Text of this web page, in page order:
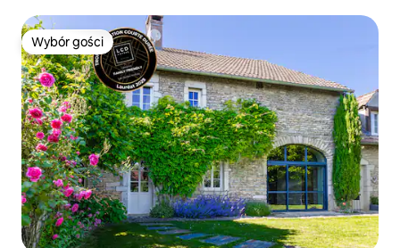
Wybór gości
Wybór gości